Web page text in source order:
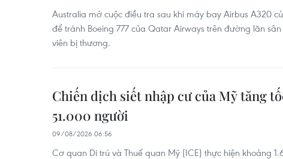
Australia mở cuộc điều tra sau khi máy bay Airbus A320
để tránh Boeing 777 của Qatar Airways trên đường lăn
viên bị thương.
Chiến dịch siết nhập cư của Mỹ tăng
51.000 người
09/08/2026 06:56
Cơ quan Di trú và Thuế quan Mỹ (ICE) thực hiện khoảng